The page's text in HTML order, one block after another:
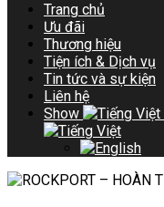
Trang chủ
Ưu đãi
Thương hiệu
Tiện ích & Dịch vụ
Tin tức và sự kiện
Liên hệ
Show